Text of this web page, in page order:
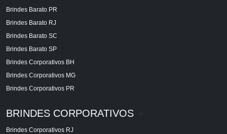
Brindes Barato PR
Brindes Barato RJ
Brindes Barato SC
Brindes Barato SP
Brindes Corporativos BH
Brindes Corporativos MG
Brindes Corporativos PR
BRINDES CORPORATIVOS
Brindes Corporativos RJ